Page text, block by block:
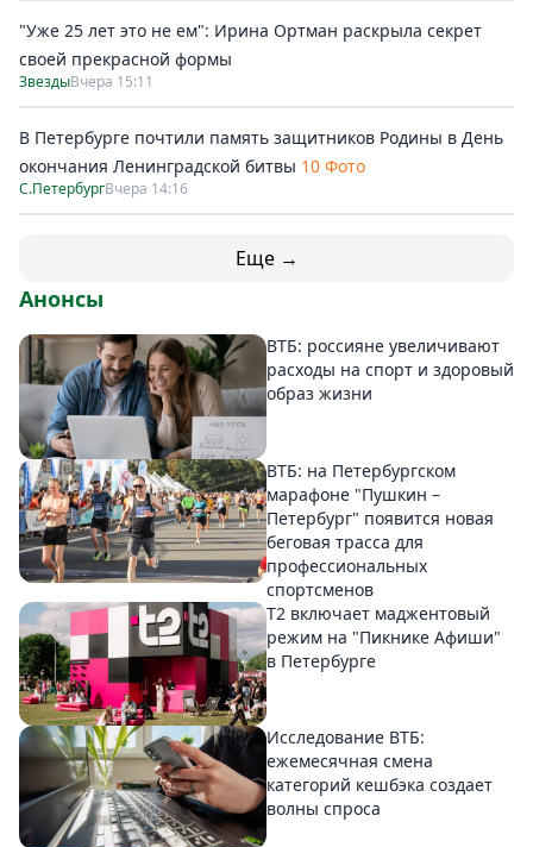
"Уже 25 лет это не ем": Ирина Ортман раскрыла секрет
своей прекрасной формы
ЗвездыВчера 15:11
В Петербурге почтили память защитников Родины в День
окончания Ленинградской битвы 10 Фото
С.ПетербургВчера 14:16
Еще →
Анонсы
ВТБ: россияне увеличивают
расходы на спорт и здоровый
образ жизни
ВТБ: на Петербургском
марафоне "Пушкин –
Петербург" появится новая
беговая трасса для
профессиональных
спортсменов
Т2 включает маджентовый
режим на "Пикнике Афиши"
в Петербурге
Исследование ВТБ:
ежемесячная смена
категорий кешбэка создает
волны спроса